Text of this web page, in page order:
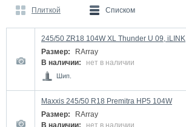
Плиткой Списком
245/50 ZR18 104W XL Thunder U 09, iLINK
Размер:
RArray
В наличии:
нет в наличии
Шип.
Maxxis 245/50 R18 Premitra HP5 104W
Размер:
RArray
В наличии:
нет в наличии